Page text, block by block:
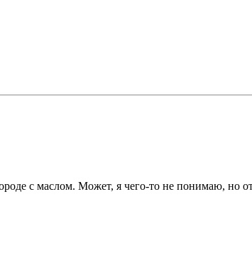
с маслом. Может, я чего-то не понимаю, но